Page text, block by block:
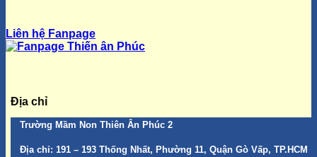
Liên hệ Fanpage
Địa chỉ
Trường Mầm Non Thiên Ân Phúc 2
Địa chỉ: 191 – 193 Thống Nhất, Phường 11, Quận Gò Vấp, TP.HCM